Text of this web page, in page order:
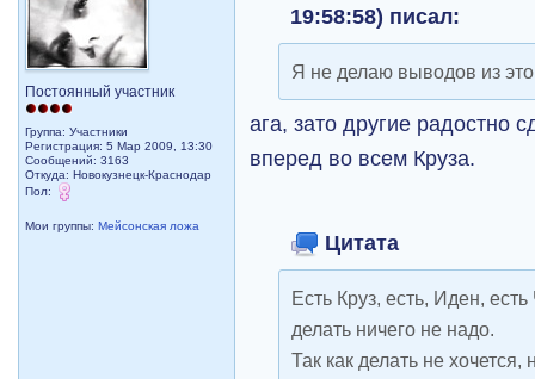
Постоянный участник
Группа: Участники
Регистрация: 5 Мар 2009, 13:30
Сообщений: 3163
Откуда: Новокузнецк-Краснодар
Пол:
Мои группы:Мейсонская ложа
19:58:58) писал:
Я не делаю выводов из
ага, зато другие радостно
вперед во всем Круза.
Цитата
Есть Круз, есть, Иден,
делать ничего не надо.
Так как делать не хочется,